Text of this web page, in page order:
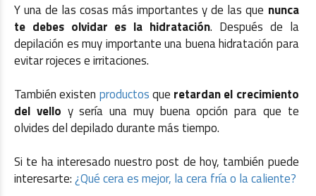
Y una de las cosas más importantes y de las que nunca
te debes olvidar es la hidratación. Después de la
depilación es muy importante una buena hidratación para
evitar rojeces e irritaciones.
También existen productosque retardan el crecimiento
del vello y sería una muy buena opción para que te
olvides del depilado durante más tiempo.
Si te ha interesado nuestro post de hoy, también puede
interesarte:¿Qué cera es mejor, la cera fría o la caliente?